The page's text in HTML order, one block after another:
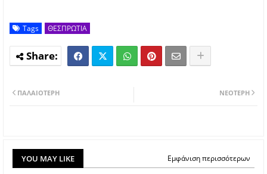
Tags ΘΕΣΠΡΩΤΙΑ
ΝΕΌΤΕΡΗ
ΠΑΛΑΙΌΤΕΡΗ
YOU MAY LIKE Εμφάνιση περισσότερων